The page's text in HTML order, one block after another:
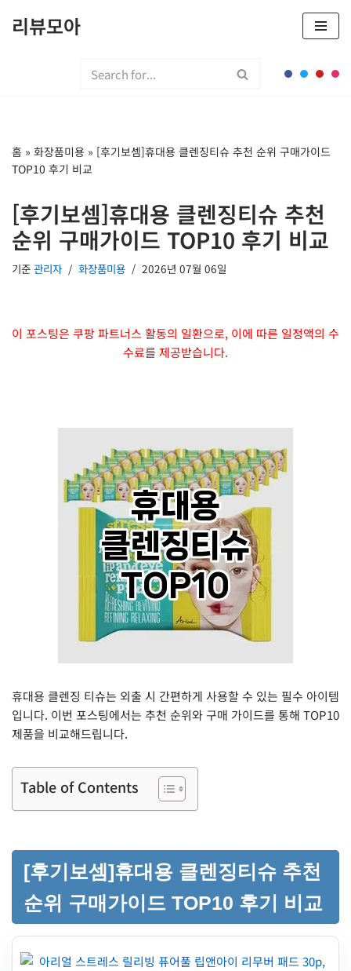
뛰
기
리뷰모아
홈 » 화장품미용 » [후기보셈]휴대용 클렌징티슈 추천 순위 구매가이드
TOP10 후기 비교
[후기보셈]휴대용 클렌징티슈 추천
순위 구매가이드 TOP10 후기 비교
기준 관리자 화장품미용 2026년 07월 06일
이 포스팅은 쿠팡 파트너스 활동의 일환으로, 이에 따른 일정액의 수
수료를 제공받습니다.
휴대용 클렌징 티슈는 외출 시 간편하게 사용할 수 있는 필수 아이템
입니다. 이번 포스팅에서는 추천 순위와 구매 가이드를 통해 TOP10
제품을 비교해드립니다.
Table of Contents
[후기보셈]휴대용 클렌징티슈 추천
순위 구매가이드 TOP10 후기 비교